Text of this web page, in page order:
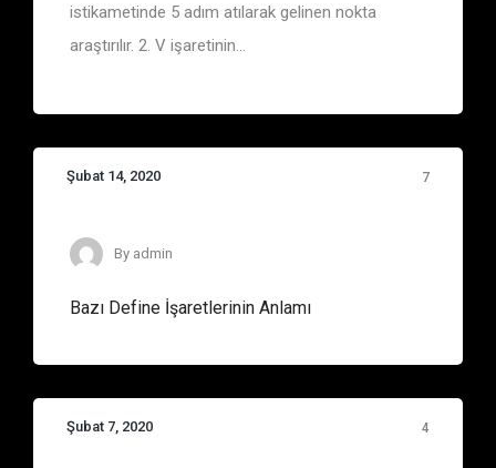
istikametinde 5 adım atılarak gelinen nokta
araştırılır. 2. V işaretinin...
Şubat 14, 2020 7
By admin
Bazı Define İşaretlerinin Anlamı
Şubat 7, 2020 4
Sayıların Anlamları